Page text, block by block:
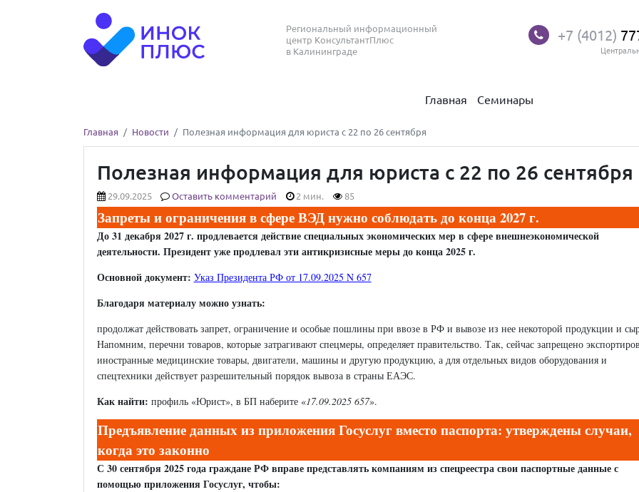
Региональный информационный
центр КонсультантПлюс
в Калининграде
+7 (4012)
Главная Семинары
Главная Новости Полезная информация для юриста с 22 по 26 сентября
Полезная информация для юриста с 22 по 26 сентября
29.09.2025 Оставить комментарий 2 мин. 85
Запреты и ограничения в сфере ВЭД нужно соблюдать до конца 2027 г.
До 31 декабря 2027 г. продлевается действие специальных экономических мер в сфере внешнеэкономической
деятельности. Президент уже продлевал эти антикризисные меры до конца 2025 г.
Основной документ: Указ Президента РФ от 17.09.2025 N 657
Благодаря материалу можно узнать:
продолжат действовать запрет, ограничение и особые пошлины при ввозе в РФ и вывозе из нее некоторой продукции и
Напомним, перечни товаров, которые затрагивают спецмеры, определяет правительство. Так, сейчас запрещено
иностранные медицинские товары, двигатели, машины и другую продукцию, а для отдельных видов оборудования и
спецтехники действует разрешительный порядок вывоза в страны ЕАЭС.
Как найти: профиль «Юрист», в БП наберите «17.09.2025 657».
Предъявление данных из приложения Госуслуг вместо паспорта: утверждены случаи,
когда это законно
С 30 сентября 2025 года граждане РФ вправе представлять компаниям из спецреестра свои паспортные данные с
помощью приложения Госуслуг, чтобы: